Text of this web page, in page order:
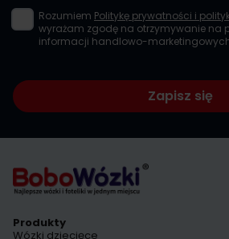
Rozumiem Politykę prywatności i
wyrażam zgodę na otrzymywanie na
informacji handlowo-
Zapisz się
Produkty
Wózki dziecięce